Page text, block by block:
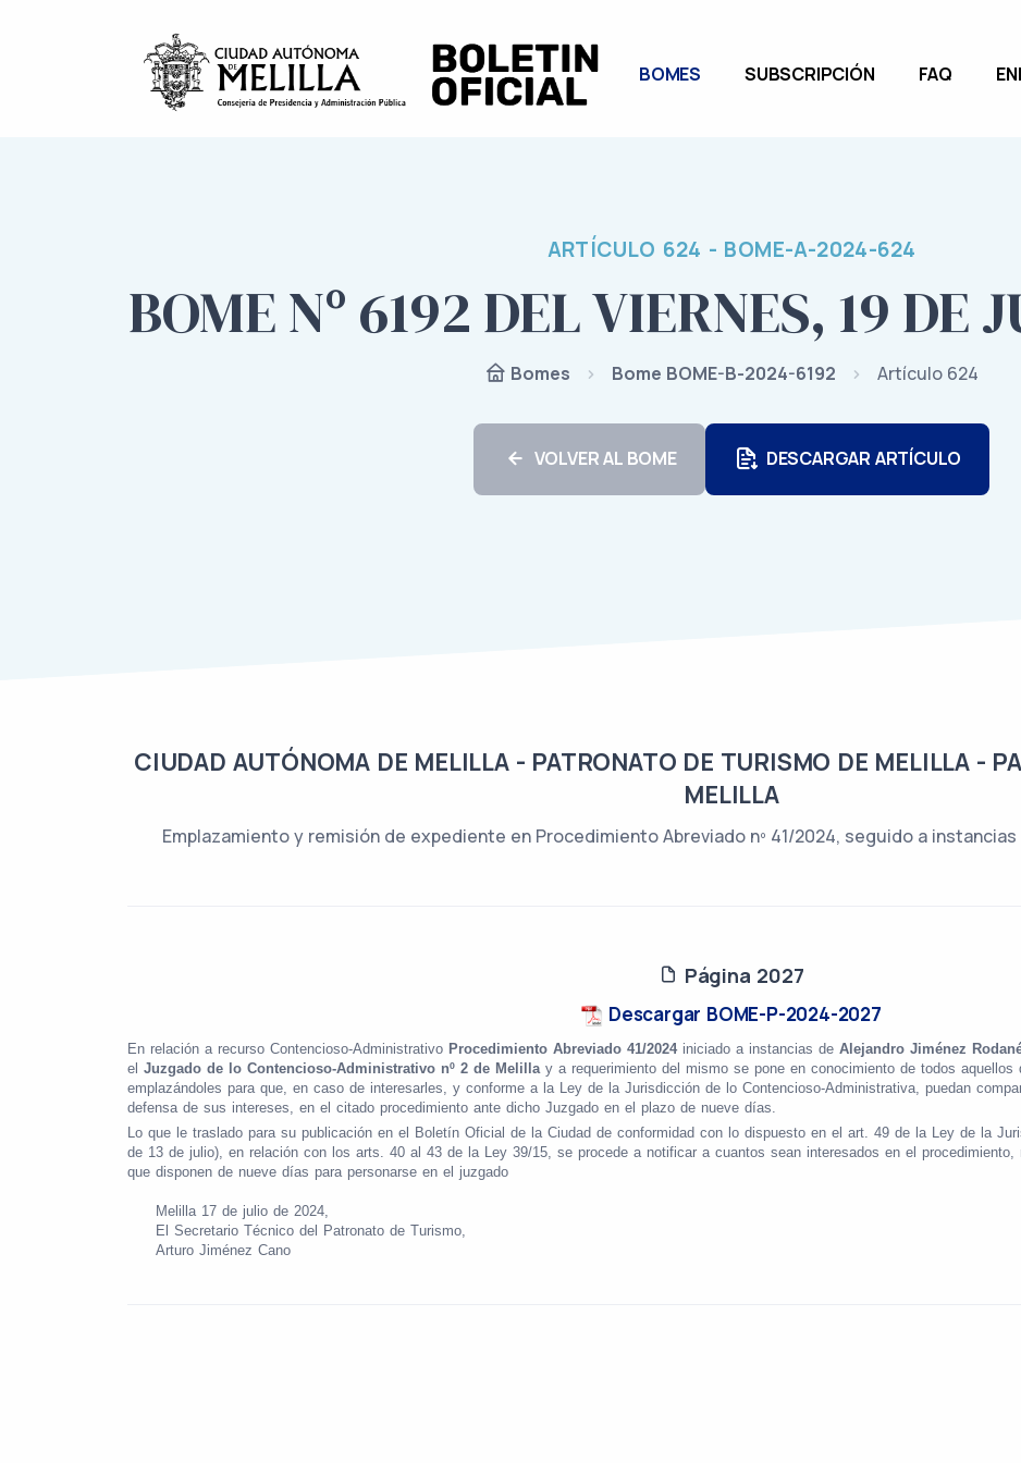
BOMES SUBSCRIPCIÓN FAQ
ARTÍCULO 624 - BOME-A-2024-624
BOME Nº 6192 DEL VIERNES, 19 DE
Bomes Bome BOME-B-2024-6192 Artículo 624
VOLVER AL BOME DESCARGAR ARTÍCULO
CIUDAD AUTÓNOMA DE MELILLA - PATRONATO DE TURISMO DE MELILLA -
MELILLA
Emplazamiento y remisión de expediente en Procedimiento Abreviado nº 41/2024, seguido a
Página 2027
Descargar BOME-P-2024-2027
En relación a recurso Contencioso-Administrativo Procedimiento Abreviado 41/2024 iniciado a instancias de Alejandro Jiménez
el Juzgado de lo Contencioso-Administrativo nº 2 de Melilla y a requerimiento del mismo se pone en conocimiento de todos aquellos
emplazándoles para que, en caso de interesarles, y conforme a la Ley de la Jurisdicción de lo Contencioso-Administrativa, puedan
defensa de sus intereses, en el citado procedimiento ante dicho Juzgado en el plazo de nueve días.
Lo que le traslado para su publicación en el Boletín Oficial de la Ciudad de conformidad con lo dispuesto en el art. 49 de la Ley de la
de 13 de julio), en relación con los arts. 40 al 43 de la Ley 39/15, se procede a notificar a cuantos sean interesados en el
que disponen de nueve días para personarse en el juzgado
Melilla 17 de julio de 2024,
El Secretario Técnico del Patronato de Turismo,
Arturo Jiménez Cano